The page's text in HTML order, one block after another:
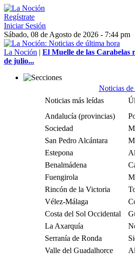
Regístrate
Iniciar Sesión
Sábado, 08 de Agosto de 2026 - 7:44 pm
La Noción | El Muelle de las Carabelas
de julio...
Noticias de
Noticias más leídas
Andalucía (provincias)
Sociedad
San Pedro Alcántara
Estepona
Benalmádena
Fuengirola
Rincón de la Victoria
Vélez-Málaga
Costa del Sol Occidental
La Axarquía
Serranía de Ronda
Valle del Guadalhorce